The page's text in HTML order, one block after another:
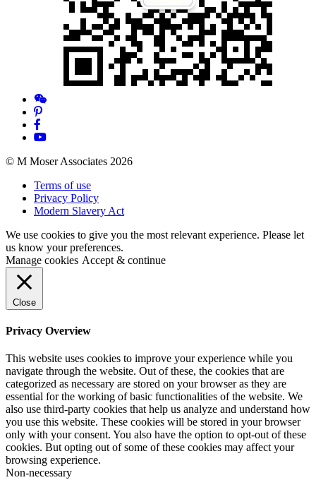
© M Moser Associates 2026
Terms of use
Privacy Policy
Modern Slavery Act
We use cookies to give you the most relevant experience. Please let
us know your preferences.
Manage cookies Accept & continue
Close
Privacy Overview
This website uses cookies to improve your experience while you
navigate through the website. Out of these, the cookies that are
categorized as necessary are stored on your browser as they are
essential for the working of basic functionalities of the website. We
also use third-party cookies that help us analyze and understand how
you use this website. These cookies will be stored in your browser
only with your consent. You also have the option to opt-out of these
cookies. But opting out of some of these cookies may affect your
browsing experience.
Non-necessary